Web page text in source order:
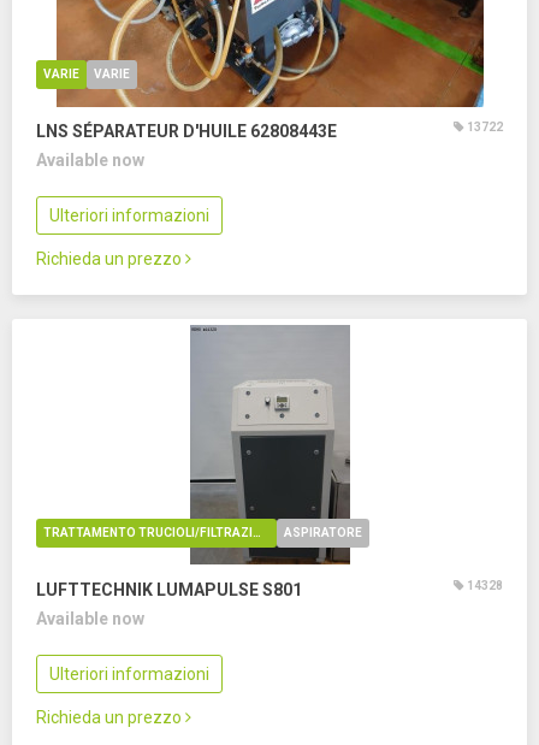
VARIE VARIE
LNS SÉPARATEUR D'HUILE 62808443E 13722
Available now
Ulteriori informazioni
Richieda un prezzo
TRATTAMENTO TRUCIOLI/FILTRAZIONE OLIO ASPIRATORE
LUFTTECHNIK LUMAPULSE S801 14328
Available now
Ulteriori informazioni
Richieda un prezzo